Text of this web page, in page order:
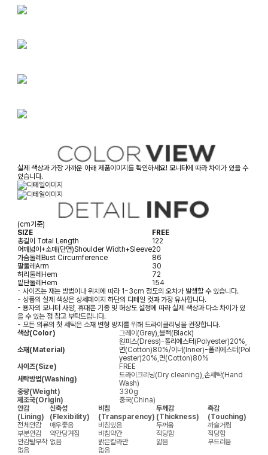
실제 색상과 가장 가까운 아래 제품이미지를 확인하세요! 모니터에 따라 차이가 있을 수
있습니다.
(cm기준)
SIZE
FREE
총길이 Total Length
122
어깨넓이+소매(단면)Shoulder Width+Sleeve20
가슴둘레Bust Circumference
86
팔둘레Arm
30
허리둘레Hem
72
밑단둘레Hem
154
- 사이즈는 재는 방법이나 위치에 따라 1~3cm 정도의 오차가 발생할 수 있습니다.
- 상품의 실제 색상은 상세페이지 하단의 디테일 컷과 가장 유사합니다.
- 용자의 모니터 사양, 휴대폰 기종 및 해상도 설정에 따라 실제 색상과 다소 차이가 있
을 수 있는 점 참고 부탁드립니다.
- 모든 의류의 첫 세탁은 소재 변형 방지를 위해 드라이클리닝을 권장합니다.
색상(Color)
그레이(Grey),블랙(Black)
소재(Material)
원피스(Dress)-폴리에스터(Polyester)20%,
면(Cotton)80%/이너(Inner)-폴리에스터(Pol
yester)20%,면(Cotton)80%
사이즈(Size)
FREE
세탁방법(Washing)
드라이크리닝(Dry cleaning),손세탁(Hand
Wash)
중량(Weight)
330g
제조국(Origin)
중국(China)
안감
(Lining)
신축성
(Flexibility)
비침
(Transparency)
두께감
(Thickness)
촉감
(Touching)
전체안감
매우좋음 비침있음 두꺼움
까슬거림
부분안감
약간당겨짐 비침약간 적당함
적당함
안감탈부착 없음 밝은칼라만 얇음
부드러움
없음
없음